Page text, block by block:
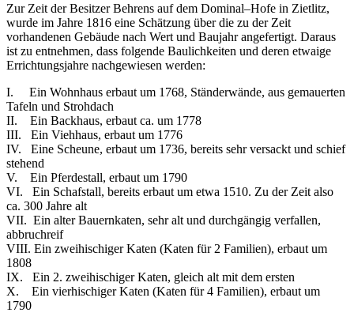
Zur Zeit der Besitzer Behrens auf dem Dominal–Hofe in Zietlitz,
wurde im Jahre 1816 eine Schätzung über die zu der Zeit
vorhandenen Gebäude nach Wert und Baujahr angefertigt. Daraus
ist zu entnehmen, dass folgende Baulichkeiten und deren etwaige
Errichtungsjahre nachgewiesen werden:
I. Ein Wohnhaus erbaut um 1768, Ständerwände, aus gemauerten
Tafeln und Strohdach
II. Ein Backhaus, erbaut ca. um 1778
III. Ein Viehhaus, erbaut um 1776
IV. Eine Scheune, erbaut um 1736, bereits sehr versackt und schief
stehend
V. Ein Pferdestall, erbaut um 1790
VI. Ein Schafstall, bereits erbaut um etwa 1510. Zu der Zeit also
ca. 300 Jahre alt
VII. Ein alter Bauernkaten, sehr alt und durchgängig verfallen,
abbruchreif
VIII. Ein zweihischiger Katen (Katen für 2 Familien), erbaut um
1808
IX. Ein 2. zweihischiger Katen, gleich alt mit dem ersten
X. Ein vierhischiger Katen (Katen für 4 Familien), erbaut um
1790